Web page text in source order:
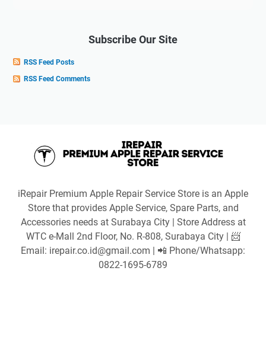
Subscribe Our Site
RSS Feed Posts
RSS Feed Comments
iRepair Premium Apple Repair Service Store is an Apple
Store that provides Apple Service, Spare Parts, and
Accessories needs at Surabaya City | Store Address at
WTC e-Mall 2nd Floor, No. R-808, Surabaya City | 📨
Email: irepair.co.id@gmail.com | 📲 Phone/Whatsapp:
0822-1695-6789